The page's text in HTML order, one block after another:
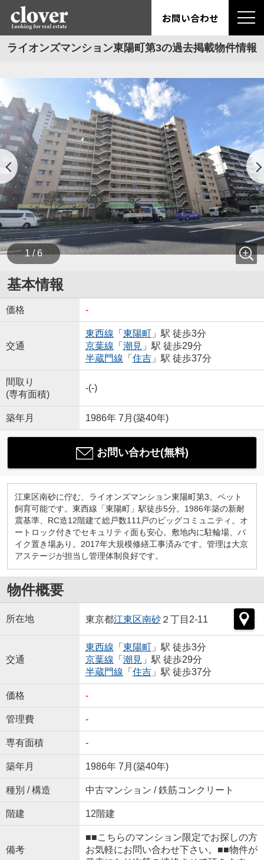
お問い合わせ
ライオンズマンション東陽町第3の過去掲載物件情報
1 / 6
基本情報
価格 -
交通
東西線 「 東陽町」駅 徒歩3分
京葉線 「 潮見 」駅 徒歩29分
半蔵門線 「 住吉」駅 徒歩37分
間取り
(専有面積)
-(-)
築年月 1986年 7月(築40年)
お問い合わせ(無料)
江東区南砂に佇む、ライオンズマンション東陽町第3。ペット
飼育可能です。東西線「東陽町」駅徒歩5分。1986年築の新耐
震基準、RC造12階建て総戸数111戸のビッグコミュニティ。オ
ートロック付きでセキュリティ面も安心。敷地内に駐輪場、バ
イク置き場あり。2017年大規模修繕工事済みです。管理は大京
アステージが担当し管理体制良好です。
物件概要
所在地 東京都江東区南砂２丁目2-11
交通
東西線 「 東陽町」駅 徒歩3分
京葉線 「 潮見 」駅 徒歩29分
半蔵門線 「 住吉」駅 徒歩37分
価格 -
管理費 -
専有面積 -
築年月 1986年 7月(築40年)
種別 / 構造 中古マンション / 鉄筋コンクリート
階建 12階建
備考
■■こちらのマンション限定でお探しの方
お気軽にお問い合わせ下さい。■■物件が